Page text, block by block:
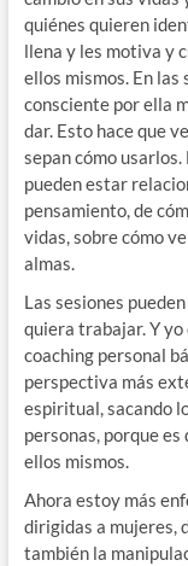
quiénes quieren
llena y les motiva y
ellos mismos. En las
consciente por ella
dar. Esto hace que
sepan cómo
pueden estar
pensamiento, de
vidas, sobre cómo
almas.
Las sesiones
quiera trabajar. Y yo
coaching personal
perspectiva más
espiritual, sacando
personas, porque
ellos mismos.
Ahora estoy más
dirigidas a mujeres,
también la